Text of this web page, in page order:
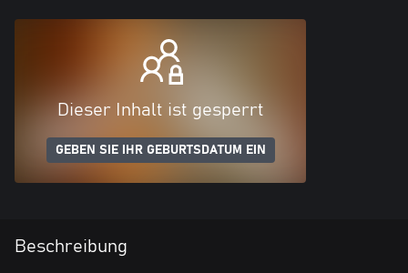
Dieser Inhalt ist gesperrt
GEBEN SIE IHR GEBURTSDATUM EIN
Beschreibung